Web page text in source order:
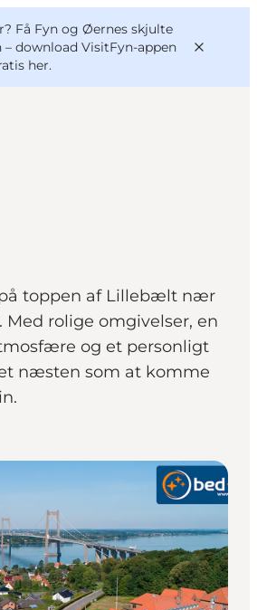
Få Fyn og Øernes skjulte
– download VisitFyn-appen
her.
toppen af Lillebælt nær
Med rolige omgivelser, en
og et personligt
næsten som at komme